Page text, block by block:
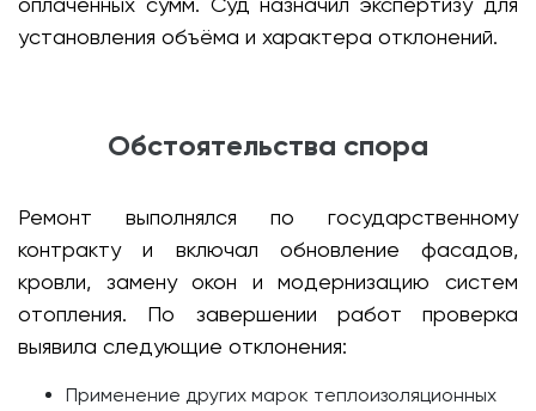
установления объёма и характера отклонений.
Обстоятельства спора
Ремонт выполнялся по государственному
контракту и включал обновление фасадов,
кровли, замену окон и модернизацию систем
отопления. По завершении работ проверка
выявила следующие отклонения:
Применение других марок теплоизоляционных